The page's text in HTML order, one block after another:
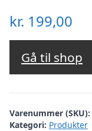
kr. 199,00
Gå til shop
Varenummer (SKU):
Kategori: Produkter